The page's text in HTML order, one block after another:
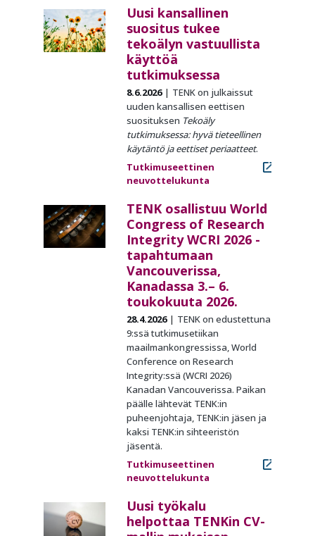
Uusi kansallinen
suositus tukee
tekoälyn vastuullista
käyttöä
tutkimuksessa
8.6.2026
TENK on julkaissut
uuden kansallisen eettisen
suosituksen Tekoäly
tutkimuksessa: hyvä tieteellinen
käytäntö ja eettiset periaatteet.
Tutkimuseettinen
neuvottelukunta
TENK osallistuu World
Congress of Research
Integrity WCRI 2026 -
tapahtumaan
Vancouverissa,
Kanadassa 3.– 6.
toukokuuta 2026.
28.4.2026
TENK on edustettuna
9:ssä tutkimusetiikan
maailmankongressissa, World
Conference on Research
Integrity:ssä (WCRI 2026)
Kanadan Vancouverissa. Paikan
päälle lähtevät TENK:in
puheenjohtaja, TENK:in jäsen ja
kaksi TENK:in sihteeristön
jäsentä.
Tutkimuseettinen
neuvottelukunta
Uusi työkalu
helpottaa TENKin CV-